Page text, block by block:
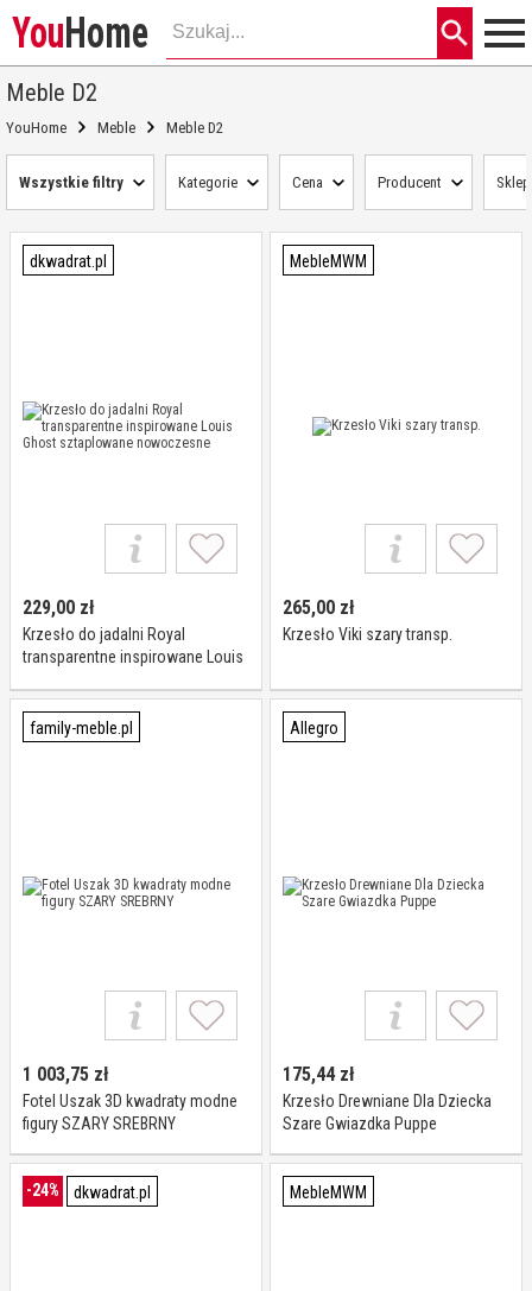
YouHome
Meble D2
YouHome Meble Meble D2
Wszystkie filtry Kategorie Cena Producent Sklep
dkwadrat.pl
229,00 zł
Krzesło do jadalni Royal
transparentne inspirowane Louis
MebleMWM
265,00 zł
Krzesło Viki szary transp.
family-meble.pl
1 003,75 zł
Fotel Uszak 3D kwadraty modne
figury SZARY SREBRNY
Allegro
175,44zł
Krzesło Drewniane Dla Dziecka
Szare Gwiazdka Puppe
-24% dkwadrat.pl MebleMWM